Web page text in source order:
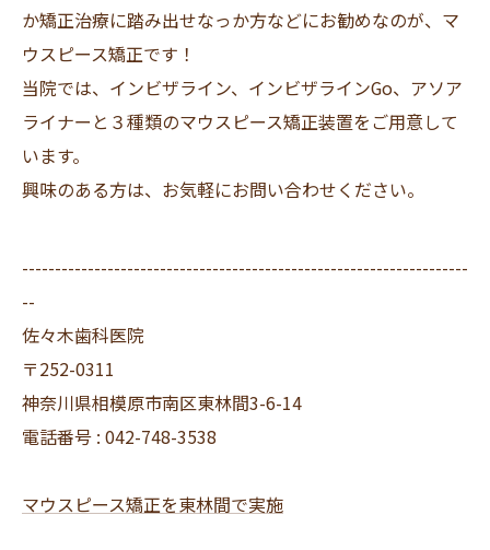
か矯正治療に踏み出せなっか方などにお勧めなのが、マ
ウスピース矯正です！
当院では、インビザライン、インビザラインGo、アソア
ライナーと３種類のマウスピース矯正装置をご用意して
います。
興味のある方は、お気軽にお問い合わせください。
--------------------------------------------------------------------
--
佐々木歯科医院
〒252-0311
神奈川県相模原市南区東林間3-6-14
電話番号 : 042-748-3538
マウスピース矯正を東林間で実施